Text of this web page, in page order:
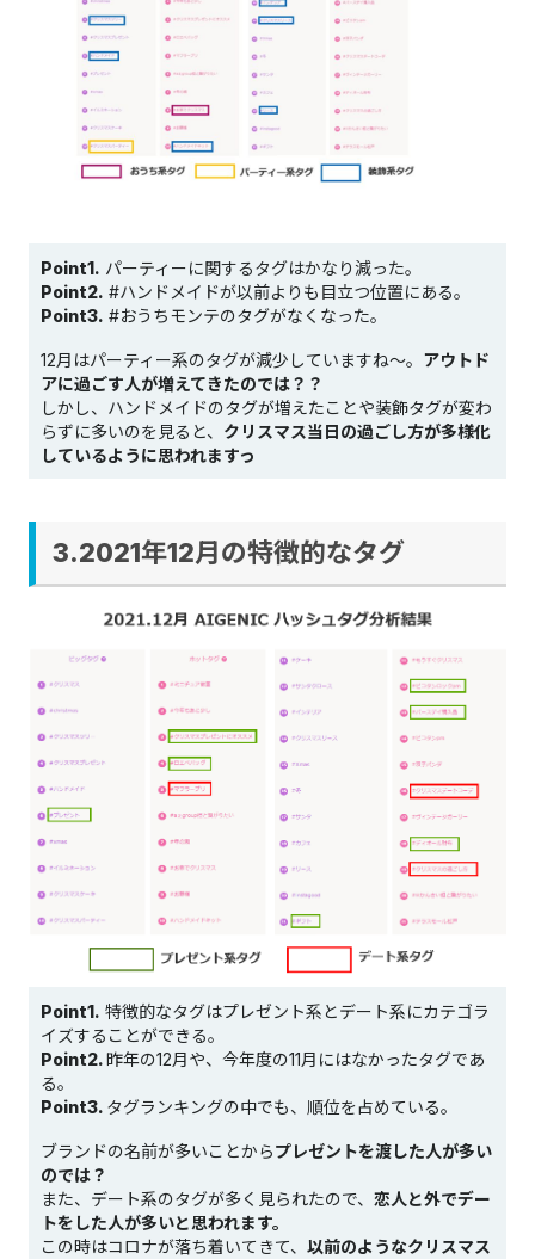
Point1. パーティーに関するタグはかなり減った。
Point2. #ハンドメイドが以前よりも目立つ位置にある。
Point3. #おうちモンテのタグがなくなった。
12月はパーティー系のタグが減少していますね～。 アウトド
アに過ごす人が増えてきたのでは？？
しかし、ハンドメイドのタグが増えたことや装飾タグが変わ
らずに多いのを見ると、 クリスマス当日の過ごし方が多様化
しているように思われますっ
3.2021年12月の特徴的なタグ
Point1. 特徴的なタグはプレゼント系とデート系にカテゴラ
イズすることができる。
Point2.昨年の12月や、今年度の11月にはなかったタグであ
る。
Point3. タグランキングの中でも、順位を占めている。
ブランドの名前が多いことからプレゼントを渡した人が多い
のでは？
また、デート系のタグが多く見られたので、 恋人と外でデー
トをした人が多いと思われます。
この時はコロナが落ち着いてきて、 以前のようなクリスマス